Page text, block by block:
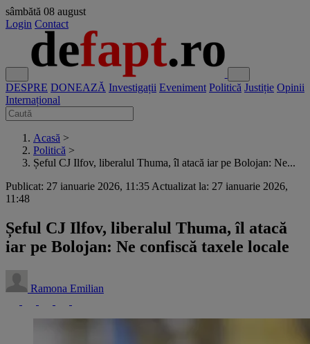
sâmbătă 08 august
Login Contact
DESPRE DONEAZĂ Investigații Eveniment Politică Justiție Opinii
Internațional
Acasă >
Politică >
Șeful CJ Ilfov, liberalul Thuma, îl atacă iar pe Bolojan: Ne...
Publicat: 27 ianuarie 2026, 11:35 Actualizat la: 27 ianuarie 2026,
11:48
Șeful CJ Ilfov, liberalul Thuma, îl atacă
iar pe Bolojan: Ne confiscă taxele locale
Ramona Emilian